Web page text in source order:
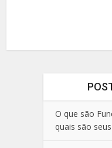
O que são
quais são